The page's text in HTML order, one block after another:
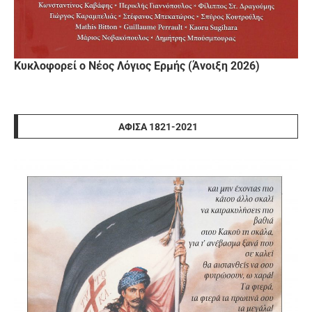
Κυκλοφορεί ο Νέος Λόγιος Ερμής (Άνοιξη 2026)
ΑΦΊΣΑ 1821-2021